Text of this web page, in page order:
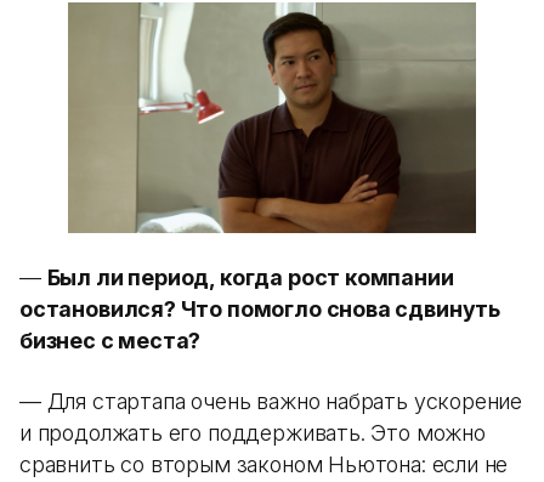
— Был ли период, когда рост компании
остановился? Что помогло снова сдвинуть
бизнес с места?
— Для стартапа очень важно набрать ускорение
и продолжать его поддерживать. Это можно
сравнить со вторым законом Ньютона: если не